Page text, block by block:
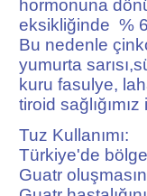
hormonuna
eksikliğinde %
Bu nedenle
yumurta
kuru fasulye,
tiroid
Tuz Kullanımı:
Türkiye'de
Guatr